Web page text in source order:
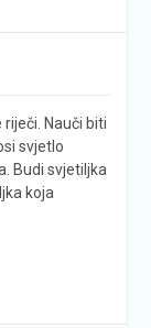
Nauči biti
svjetlo
Budi svjetiljka
koja